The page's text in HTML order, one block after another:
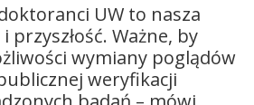
UW to nasza
przyszłość. Ważne, by
wymiany poglądów
weryfikacji